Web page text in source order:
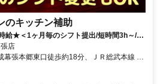
のキッチン補助
給★＜1ヶ月毎のシフト提出/短時間3h～/週
店
幕張本郷東口徒歩約18分、ＪＲ総武本線 幕
成千葉線 京成幕張徒歩約20分 幕張本郷駅